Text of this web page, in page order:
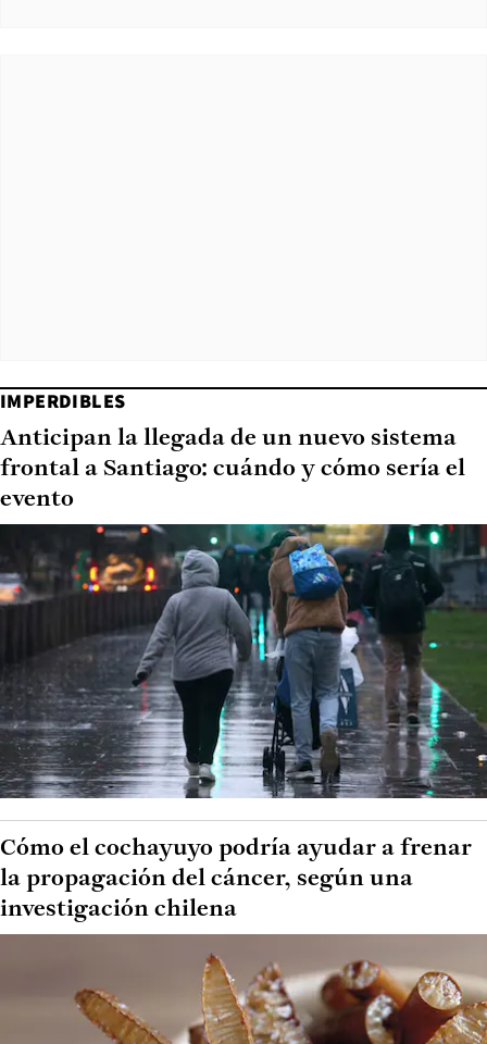
IMPERDIBLES
Anticipan la llegada de un nuevo sistema
frontal a Santiago: cuándo y cómo sería el
evento
Cómo el cochayuyo podría ayudar a frenar
la propagación del cáncer, según una
investigación chilena